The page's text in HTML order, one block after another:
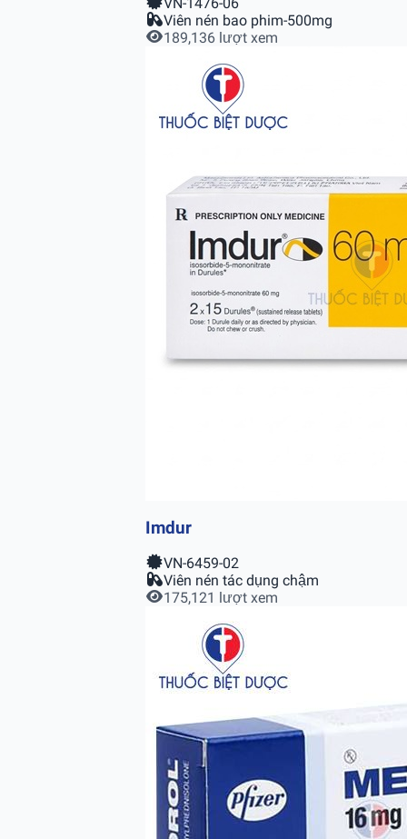
Viên nén bao phim-500mg
189,136 lượt xem
Imdur
VN-6459-02
Viên nén tác dụng chậm
175,121 lượt xem